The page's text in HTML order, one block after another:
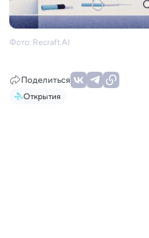
Фото: Recraft.AI
Поделиться
Открытия